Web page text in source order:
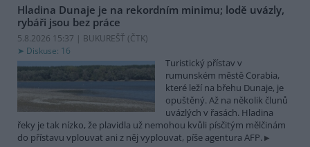
Hladina Dunaje je na rekordním minimu; lodě uvázly,
rybáři jsou bez práce
5.8.2026 15:37 | BUKUREŠŤ (ČTK)
Diskuse: 16
Turistický přístav v
rumunském městě Corabia,
které leží na břehu Dunaje, je
opuštěný. Až na několik člunů
uvázlých v řasách. Hladina
řeky je tak nízko, že plavidla už nemohou kvůli písčitým mělčinám
do přístavu vplouvat ani z něj vyplouvat, píše agentura AFP.